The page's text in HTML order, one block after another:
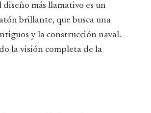
más llamativo es un
brillante, que busca una
y la construcción naval.
la visión completa de la